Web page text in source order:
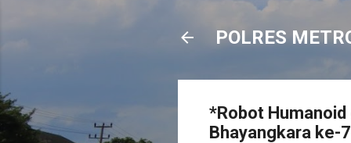
POLRES
*Robot Humanoid
Bhayangkara ke-